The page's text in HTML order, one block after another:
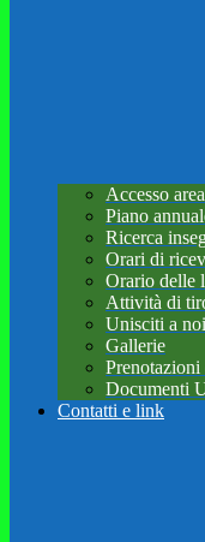
Accesso
Piano
Ricerca
Orari di
Orario delle
Attività di
Unisciti a noi
Gallerie
Documenti
Contatti e link